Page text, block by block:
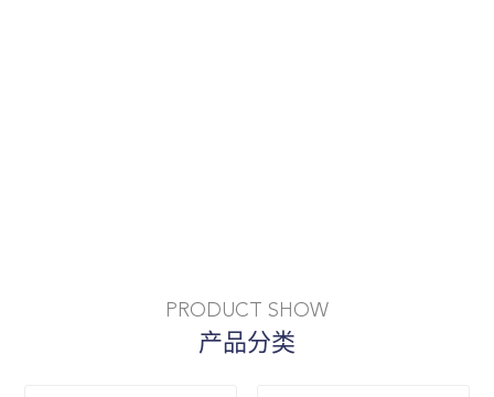
PRODUCT SHOW
产品分类